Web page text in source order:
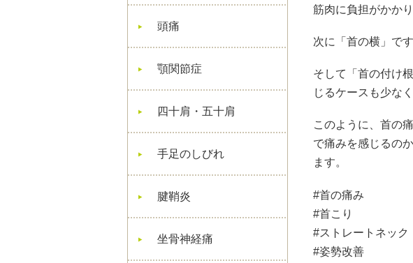
頭痛
顎関節症
四十肩・五十肩
手足のしびれ
腱鞘炎
坐骨神経痛
筋肉に負担がかか
次に「首の横」で
そして「首の付け
じるケースも少な
このように、首の
で痛みを感じるの
ます。
#首の痛み
#首こり
#ストレートネック
#姿勢改善